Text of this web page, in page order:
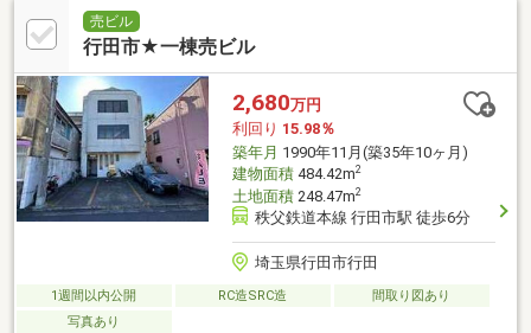
売ビル
行田市★一棟売ビル
2,680万円
利回り 15.98％
築年月 1990年11月(築35年10ヶ月)
建物面積484.42m2
土地面積248.47m2
秩父鉄道本線 行田市駅 徒歩6分
埼玉県行田市行田
1週間以内公開 RC造SRC造
間取り図あり
写真あり